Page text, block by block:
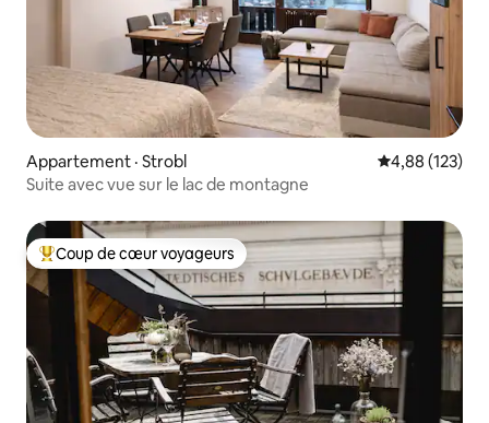
Appartement · Strobl Note
4,88 (123)
Suite avec vue sur le lac de montagne
Coup de cœur voyageurs parmi les plus aimés
Coup de cœur voyageurs